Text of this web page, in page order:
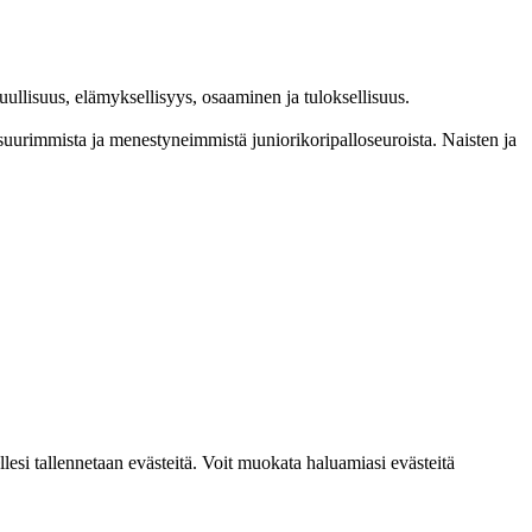
elämyk­sellisyys, osaaminen ja tulok­sellisuus.
ja menes­tyneim­mistä juni­ori­kori­pallo­seuroista. Naisten ja
tallennetaan evästeitä. Voit muokata haluamiasi evästeitä